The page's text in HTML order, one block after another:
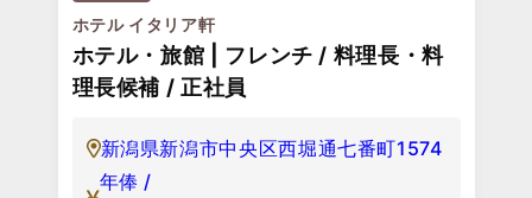
ホテル イタリア軒
ホテル・旅館 | フレンチ / 料理長・料
理長候補 / 正社員
新潟県新潟市中央区西堀通七番町1574
年俸 /